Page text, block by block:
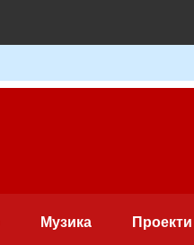
Музика Проекти